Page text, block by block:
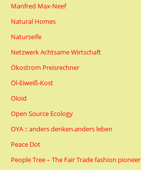
Manfred Max-Neef
Natural Homes
Naturseife
Netzwerk Achtsame Wirtschaft
Ökostrom Preisrechner
Öl-Eiweiß-Kost
Oloid
Open Source Ecology
OYA :: anders denken.anders leben
Peace Dot
People Tree – The Fair Trade fashion pioneer